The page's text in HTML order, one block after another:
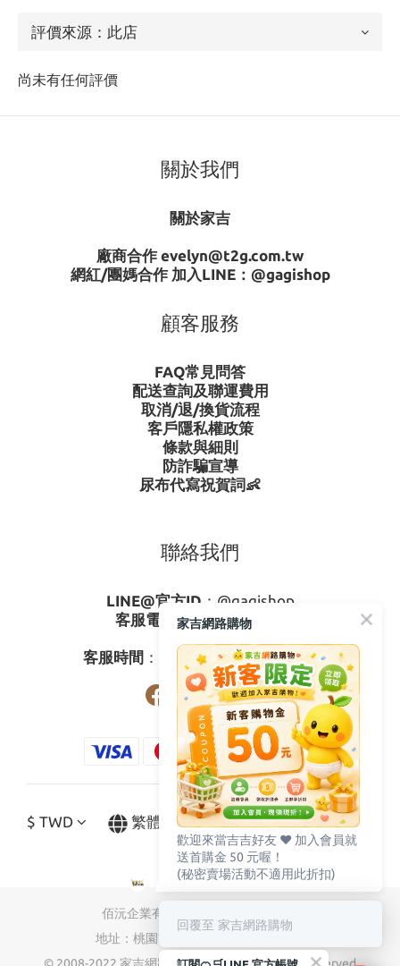
尚未有任何評價
關於我們
關於家吉
廠商合作 evelyn@t2g.com.tw
網紅/團媽合作 加入LINE： @gagishop
顧客服務
FAQ常見問答
配送查詢及聯運費用
取消/退/換貨流程
客戶隱私權政策
條款與細則
防詐騙宣導
尿布代寫祝賀詞👶
聯絡我們
LINE@官方ID ： @gagishop
客服電話 ：0800-273795
客服時間 ：週一至週五08:30-17:30
$ TWD 繁體中文
佰沅企業有限公司 統編：89827519
地址：桃園市蘆竹區南山路三段301號
© 2008-2022 家吉網路購物 Company, all rights reserved.
家吉網路購物
歡迎來當吉吉好友 ♥️ 加入會員就
送首購金 50 元喔！
(秘密賣場活動不適用此折扣)
回覆至 家吉網路購物